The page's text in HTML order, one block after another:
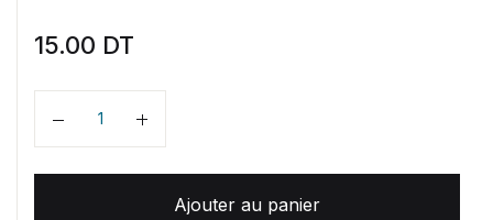
15.00 DT
Quantité
Ajouter au panier